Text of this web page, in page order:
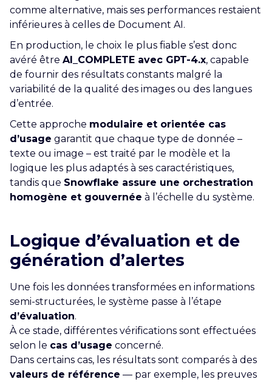
comme alternative, mais ses performances restaient
inférieures à celles de Document AI.
En production, le choix le plus fiable s’est donc
avéré être AI_COMPLETE avec GPT-4.x, capable
de fournir des résultats constants malgré la
variabilité de la qualité des images ou des langues
d’entrée.
Cette approche modulaire et orientée cas
d’usage garantit que chaque type de donnée –
texte ou image – est traité par le modèle et la
logique les plus adaptés à ses caractéristiques,
tandis que Snowflake assure une orchestration
homogène et gouvernée à l’échelle du système.
Logique d’évaluation et de
génération d’alertes
Une fois les données transformées en informations
semi-structurées, le système passe à l’étape
d’évaluation.
À ce stade, différentes vérifications sont effectuées
selon le cas d’usage concerné.
Dans certains cas, les résultats sont comparés à des
valeurs de référence — par exemple, les preuves